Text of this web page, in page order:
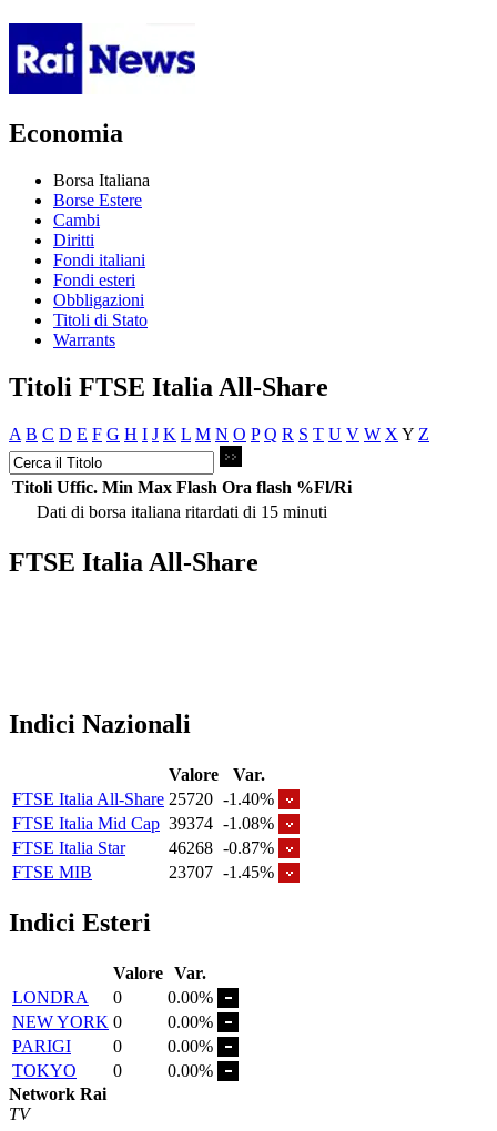
Economia
Borsa Italiana
Borse Estere
Cambi
Diritti
Fondi italiani
Fondi esteri
Obbligazioni
Titoli di Stato
Warrants
Titoli FTSE Italia All-Share
A B C D E F G H I J K L M N O P Q R S T U V W X Y Z
Titoli Uffic. Min Max Flash Ora flash %Fl/Ri
Dati di borsa italiana ritardati di 15 minuti
FTSE Italia All-Share
Indici Nazionali
Valore
Var.
FTSE Italia All-Share 25720 -1.40%
FTSE Italia Mid Cap 39374 -1.08%
FTSE Italia Star
46268 -0.87%
FTSE MIB
23707 -1.45%
Indici Esteri
Valore Var.
LONDRA
0
0.00%
NEW YORK 0
0.00%
PARIGI
0
0.00%
TOKYO
0
0.00%
Network Rai
TV